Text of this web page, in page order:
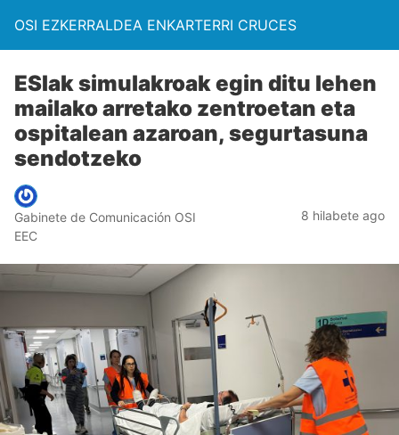
OSI EZKERRALDEA ENKARTERRI CRUCES
ESIak simulakroak egin ditu lehen
mailako arretako zentroetan eta
ospitalean azaroan, segurtasuna
sendotzeko
Gabinete de Comunicación OSI
EEC
8 hilabete ago